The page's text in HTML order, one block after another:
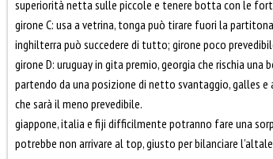
superiorità netta sulle piccole e tenere botta con le
girone C: usa a vetrina, tonga può tirare fuori la
inghilterra può succedere di tutto; girone poco
girone D: uruguay in gita premio, georgia che rischia
partendo da una posizione di netto svantaggio, galles
che sarà il meno prevedibile.
giappone, italia e fiji difficilmente potranno fare una
potrebbe non arrivare al top, giusto per bilanciare